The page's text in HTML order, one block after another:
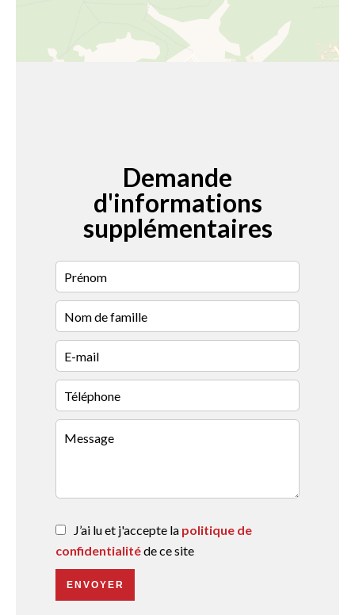
Demande
d'informations
supplémentaires
J’ai lu et j'accepte la politique de
confidentialitéde ce site
ENVOYER